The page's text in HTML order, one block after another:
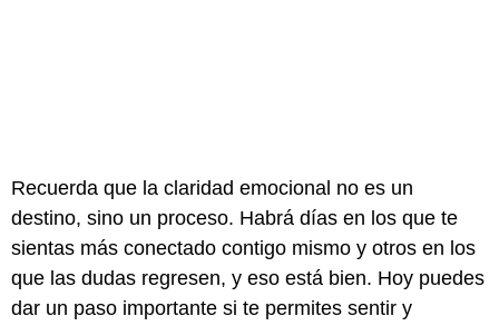
Recuerda que la claridad emocional no es un
destino, sino un proceso. Habrá días en los que te
sientas más conectado contigo mismo y otros en los
que las dudas regresen, y eso está bien. Hoy puedes
dar un paso importante si te permites sentir y